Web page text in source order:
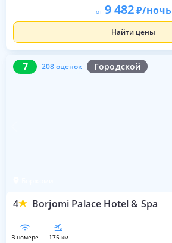
от 9 482 /ночь
Найти цены
7 208 оценок Городской
4 Borjomi Palace Hotel & Spa
7 208 оценок
в номере 175 км